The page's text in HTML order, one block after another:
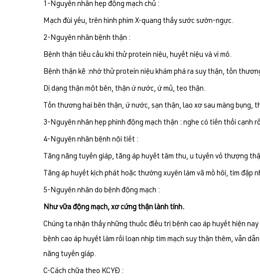
1-Nguyên nhân hẹp động mạch chủ :
Mạch đùi yếu, trên hình phim X-quang thấy sước sườn-ngực.
2-Nguyên nhân bệnh thận :
Bệnh thận tiểu cầu khi thử protein niệu, huyết niệu và vi mô.
Bệnh thận kẽ :nhờ thử protein niệu khám phá ra suy thận, tồn
Dị dạng thận một bên, thận ứ nước, ứ mủ, teo thận.
Tổn thương hai bên thận, ứ nước, sạn thận, lao xơ sau màng bụng,
3-Nguyên nhân hẹp phình động mạch thận : nghe có tiến thổi cạnh
4-Nguyên nhân bệnh nội tiết :
Tăng năng tuyến giáp, tăng áp huyết tâm thu, u tuyến vỏ thượng
Tăng áp huyết kịch phát hoặc thường xuyên làm vã mồ hôi, tim
5-Nguyên nhân do bệnh động mạch :
Như vữa động mạch, xơ cứng thận lành tính.
Chúng ta nhận thấy những thuốc điều trị bệnh cao áp huyết hiện
bệnh cao áp huyết làm rối loạn nhịp tim mạch suy thận thêm, vẫn
năng tuyến giáp.
C-Cách chữa theo KCYĐ :